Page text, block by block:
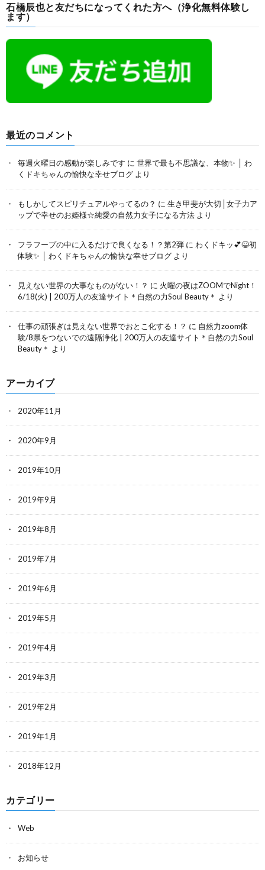
石橋辰也と友だちになってくれた方へ（浄化無料体験し
ます）
最近のコメント
毎週火曜日の感動が楽しみです に 世界で最も不思議な、本物✨ │ わ
くドキちゃんの愉快な幸せブログ より
もしかしてスピリチュアルやってるの？ に 生き甲斐が大切│女子力ア
ップで幸せのお姫様☆純愛の自然力女子になる方法 より
フラフープの中に入るだけで良くなる！？第2弾 に わくドキッ💕😆初
体験✨ │ わくドキちゃんの愉快な幸せブログ より
見えない世界の大事なものがない！？ に 火曜の夜はZOOMでNight！
6/18(火) | 200万人の友達サイト＊自然の力Soul Beauty＊ より
仕事の頑張ぎは見えない世界でおとこ化する！？ に 自然力zoom体
験/8県をつないでの遠隔浄化 | 200万人の友達サイト＊自然の力Soul
Beauty＊ より
アーカイブ
2020年11月
2020年9月
2019年10月
2019年9月
2019年8月
2019年7月
2019年6月
2019年5月
2019年4月
2019年3月
2019年2月
2019年1月
2018年12月
カテゴリー
Web
お知らせ